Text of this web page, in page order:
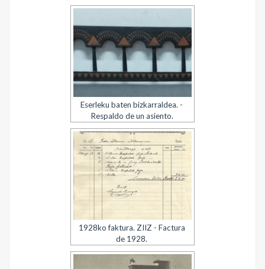
Eserleku baten bizkarraldea. -
Respaldo de un asiento.
1928ko faktura. ZIIZ - Factura
de 1928.